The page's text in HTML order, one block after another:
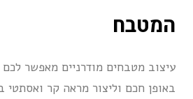
המטבח
עיצוב מטבחים מודרניים מאפשר
באופן חכם וליצור מראה קר